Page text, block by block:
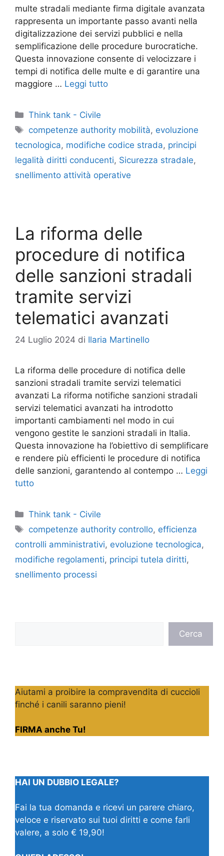
multe stradali mediante firma digitale avanzata
rappresenta un importante passo avanti nella
digitalizzazione dei servizi pubblici e nella
semplificazione delle procedure burocratiche.
Questa innovazione consente di velocizzare i
tempi di notifica delle multe e di garantire una
maggiore … Leggi tutto
Categorie
Think tank - Civile
Tag
competenze authority mobilità, evoluzione
tecnologica, modifiche codice strada, principi
legalità diritti conducenti, Sicurezza stradale,
snellimento attività operative
La riforma delle
procedure di notifica
delle sanzioni stradali
tramite servizi
telematici avanzati
24 Luglio 2024 di Ilaria Martinello
La riforma delle procedure di notifica delle
sanzioni stradali tramite servizi telematici
avanzati La riforma notifiche sanzioni stradali
servizi telematici avanzati ha introdotto
importanti cambiamenti nel modo in cui
vengono gestite le sanzioni stradali in Italia.
Questa innovazione ha l’obiettivo di semplificare
e rendere più efficienti le procedure di notifica
delle sanzioni, garantendo al contempo … Leggi
tutto
Categorie
Think tank - Civile
Tag
competenze authority controllo, efficienza
controlli amministrativi, evoluzione tecnologica,
modifiche regolamenti, principi tutela diritti,
snellimento processi
Cerca
Aiutami a proibire la compravendita di cuccioli
finché i canili saranno pieni!
FIRMA anche Tu!
HAI UN DUBBIO LEGALE?
Fai la tua domanda e ricevi un parere chiaro,
veloce e riservato sui tuoi diritti e come farli
valere, a solo € 19,90!